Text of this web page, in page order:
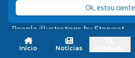
Início Notícias
Santarém Conectada
Política de Privacidade
People illustrations by Storyset
Ok, estou ciente